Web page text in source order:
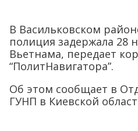
В Васильковском
полиция задержала 28
Вьетнама, передает
“ПолитНавигатора”.
Об этом сообщает в
ГУНП в Киевской